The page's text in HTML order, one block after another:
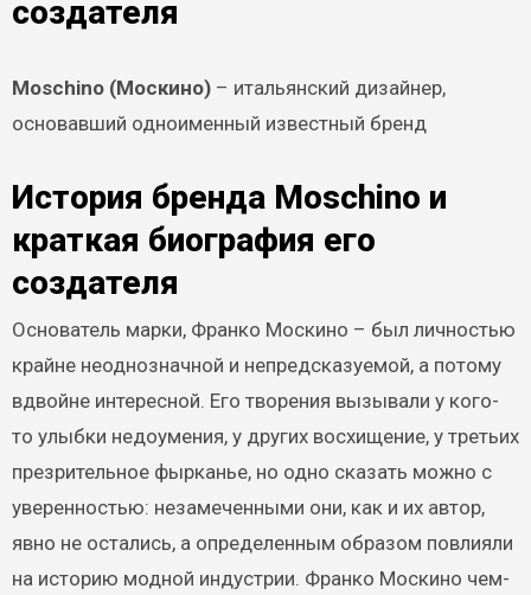
создателя
Moschino (Москино)– итальянский дизайнер,
основавший одноименный известный бренд
История бренда Moschino и
краткая биография его
создателя
Основатель марки, Франко Москино – был личностью
крайне неоднозначной и непредсказуемой, а потому
вдвойне интересной. Его творения вызывали у кого-
то улыбки недоумения, у других восхищение, у третьих
презрительное фырканье, но одно сказать можно с
уверенностью: незамеченными они, как и их автор,
явно не остались, а определенным образом повлияли
на историю модной индустрии. Франко Москино чем-